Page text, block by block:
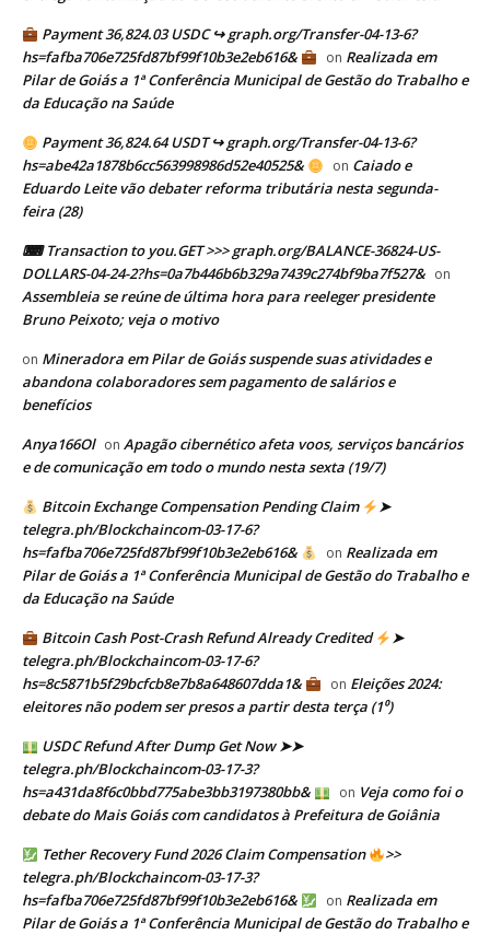
Payment 36,824.03 USDC ↪ graph.org/Transfer-04-13-6?
hs=fafba706e725fd87bf99f10b3e2eb616&
on Realizada em
Pilar de Goiás a 1ª Conferência Municipal de Gestão do Trabalho e
da Educação na Saúde
Payment 36,824.64 USDT ↪ graph.org/Transfer-04-13-6?
hs=abe42a1878b6cc563998986d52e40525&
on Caiado e
Eduardo Leite vão debater reforma tributária nesta segunda-
feira (28)
⌨ Transaction to you.GET >>> graph.org/BALANCE-36824-US-
DOLLARS-04-24-2?hs=0a7b446b6b329a7439c274bf9ba7f527& on
Assembleia se reúne de última hora para reeleger presidente
Bruno Peixoto; veja o motivo
on Mineradora em Pilar de Goiás suspende suas atividades e
abandona colaboradores sem pagamento de salários e
benefícios
Anya166Ol on Apagão cibernético afeta voos, serviços bancários
e de comunicação em todo o mundo nesta sexta (19/7)
Bitcoin Exchange Compensation Pending Claim
➤
telegra.ph/Blockchaincom-03-17-6?
hs=fafba706e725fd87bf99f10b3e2eb616&
on Realizada em
Pilar de Goiás a 1ª Conferência Municipal de Gestão do Trabalho e
da Educação na Saúde
Bitcoin Cash Post-Crash Refund Already Credited
➤
telegra.ph/Blockchaincom-03-17-6?
hs=8c5871b5f29bcfcb8e7b8a648607dda1&
on Eleições 2024:
eleitores não podem ser presos a partir desta terça (1⁰)
USDC Refund After Dump Get Now ➤➤
telegra.ph/Blockchaincom-03-17-3?
hs=a431da8f6c0bbd775abe3bb3197380bb&
on Veja como foi o
debate do Mais Goiás com candidatos à Prefeitura de Goiânia
Tether Recovery Fund 2026 Claim Compensation
>>
telegra.ph/Blockchaincom-03-17-3?
hs=fafba706e725fd87bf99f10b3e2eb616&
on Realizada em
Pilar de Goiás a 1ª Conferência Municipal de Gestão do Trabalho e